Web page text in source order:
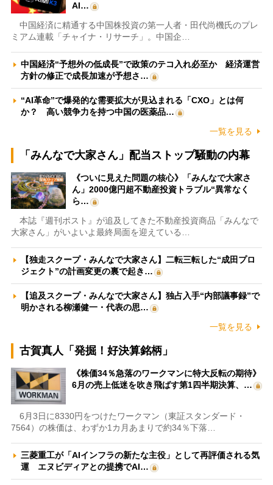
AI…
中国経済に精通する中国株投資の第一人者・田代尚機氏のプレ
ミアム連載「チャイナ・リサーチ」。中国企…
中国経済“予想外の低成長”で政策のテコ入れ必至か 経済運営
方針の修正で成長加速が予想さ…
“AI革命”で爆発的な需要拡大が見込まれる「CXO」とは何
か？ 高い競争力を持つ中国の医薬品…
一覧を見る
「みんなで大家さん」配当ストップ騒動の内幕
《ついに見えた問題の核心》「みんなで大家さ
ん」2000億円超不動産投資トラブル“異常なく
ら…
本誌『週刊ポスト』が追及してきた不動産投資商品「みんなで
大家さん」がいよいよ最終局面を迎えている…
【独走スクープ・みんなで大家さん】二転三転した“成田プロ
ジェクト”の計画変更の裏で起き…
【追及スクープ・みんなで大家さん】独占入手“内部議事録”で
明かされる柳瀬健一・代表の思…
一覧を見る
古賀真人「発掘！好決算銘柄」
《株価34％急落のワークマンに特大反転の期待》
6月の売上低迷を吹き飛ばす第1四半期決算、…
6月3日に8330円をつけたワークマン（東証スタンダード・
7564）の株価は、わずか1カ月あまりで約34％下落…
三菱重工が「AIインフラの新たな主役」として再評価される気
運 エヌビディアとの提携でAI…